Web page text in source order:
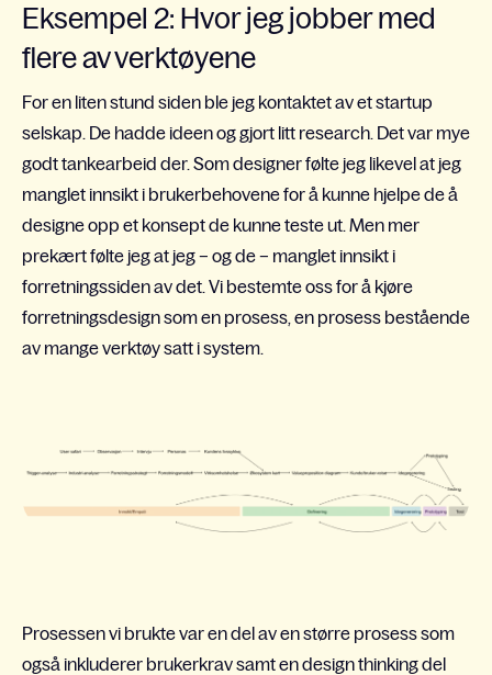
Eksempel 2: Hvor jeg jobber med
flere av verktøyene
For en liten stund siden ble jeg kontaktet av et startup
selskap. De hadde ideen og gjort litt research. Det var mye
godt tankearbeid der. Som designer følte jeg likevel at jeg
manglet innsikt i brukerbehovene for å kunne hjelpe de å
designe opp et konsept de kunne teste ut. Men mer
prekært følte jeg at jeg – og de – manglet innsikt i
forretningssiden av det. Vi bestemte oss for å kjøre
forretningsdesign som en prosess, en prosess bestående
av mange verktøy satt i system.
Prosessen vi brukte var en del av en større prosess som
også inkluderer brukerkrav samt en design thinking del